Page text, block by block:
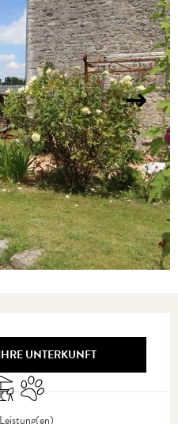
UNTERKUNFT
Tiere erlaubt